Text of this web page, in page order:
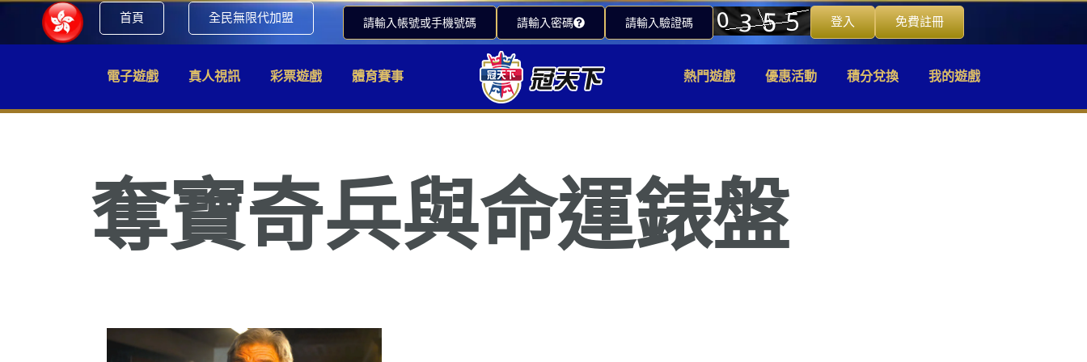
首頁 全民無限代加盟 請輸入帳號或手機號碼 請輸入密碼 請輸入驗證碼 登入 免費註冊
電子遊戲 真人視訊 彩票遊戲 體育賽事 熱門遊戲 優惠活動 積分兌換 我的遊戲
奪寶奇兵與命運錶盤